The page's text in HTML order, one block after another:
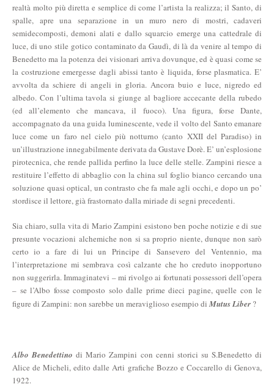
realtà molto più diretta e semplice di come l’artista la realizza; il Santo, di
spalle, apre una separazione in un muro nero di mostri, cadaveri
semidecomposti, demoni alati e dallo squarcio emerge una cattedrale di
luce, di uno stile gotico contaminato da Gaudì, di là da venire al tempo di
Benedetto ma la potenza dei visionari arriva dovunque, ed è quasi come se
la costruzione emergesse dagli abissi tanto è liquida, forse plasmatica. E’
avvolta da schiere di angeli in gloria. Ancora buio e luce, nigredo ed
albedo. Con l’ultima tavola si giunge al bagliore accecante della rubedo
(ed all’elemento che mancava, il fuoco). Una figura, forse Dante,
accompagnato da una guida luminescente, vede il volto del Santo emanare
luce come un faro nel cielo più notturno (canto XXII del Paradiso) in
un’illustrazione innegabilmente derivata da Gustave Dorè. E’ un’esplosione
pirotecnica, che rende pallida perfino la luce delle stelle. Zampini riesce a
restituire l’effetto di abbaglio con la china sul foglio bianco cercando una
soluzione quasi optical, un contrasto che fa male agli occhi, e dopo un po’
stordisce il lettore, già frastornato dalla miriade di segni precedenti.
Sia chiaro, sulla vita di Mario Zampini esistono ben poche notizie e di sue
presunte vocazioni alchemiche non si sa proprio niente, dunque non sarò
certo io a fare di lui un Principe di Sansevero del Ventennio, ma
l’interpretazione mi sembrava così calzante che ho creduto inopportuno
non suggerirla. Immaginatevi – mi rivolgo ai fortunati possessori dell’opera
– se l’Albo fosse composto solo dalle prime dieci pagine, quelle con le
figure di Zampini: non sarebbe un meraviglioso esempio diMutus Liber ?
Albo Benedettino di Mario Zampini con cenni storici su S.Benedetto di
Alice de Micheli, edito dalle Arti grafiche Bozzo e Coccarello di Genova,
1922.